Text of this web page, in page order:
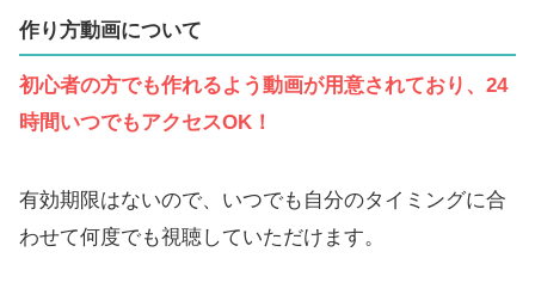
作り方動画について
初心者の方でも作れるよう動画が用意されており、24
時間いつでもアクセスOK！
有効期限はないので、いつでも自分のタイミングに合
わせて何度でも視聴していただけます。